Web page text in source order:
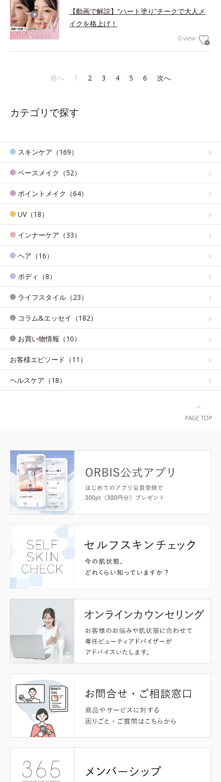
【動画で解説】“ハート塗り”チークで大人メ
イクを格上げ！
0 view
前へ 1 2 3 4 5 6 次へ
カテゴリで探す
スキンケア（169）
ベースメイク（52）
ポイントメイク（64）
UV（18）
インナーケア（33）
ヘア（16）
ボディ（8）
ライフスタイル（23）
コラム&エッセイ（182）
お買い物情報（10）
お客様エピソード（11）
ヘルスケア（18）